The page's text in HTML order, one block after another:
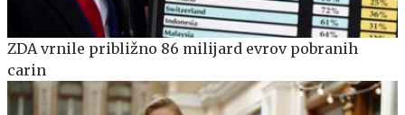
ZDA vrnile približno 86 milijard evrov pobranih
carin